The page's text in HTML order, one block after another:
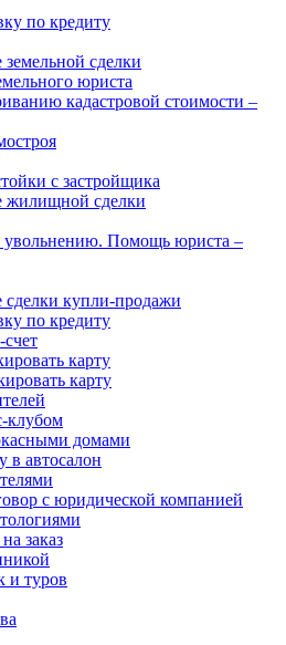
по кредиту
сделки
юриста
кадастровой стоимости –
с застройщика
жилищной сделки
Помощь юриста –
купли-продажи
по кредиту
карту
карту
клубом
домами
в автосалон
с юридической компанией
заказ
и туров